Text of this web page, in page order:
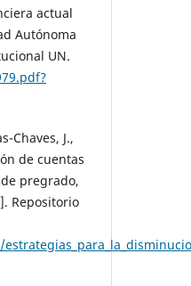
actual
Autónoma
UN.
Chaves, J.,
de cuentas
pregrado,
Repositorio